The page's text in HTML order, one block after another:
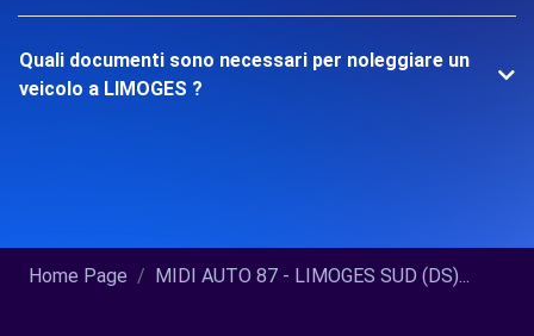
Quali documenti sono necessari per noleggiare un
veicolo a LIMOGES ?
Home Page MIDI AUTO 87 - LIMOGES SUD (DS)...